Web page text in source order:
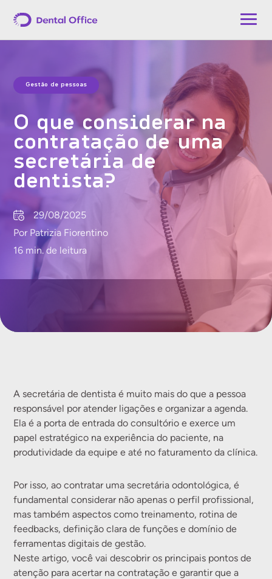
Gestão de pessoas
O que considerar na
contratação de uma
secretária de
dentista?
29/08/2025
Por Patrizia Fiorentino
16 min. de leitura
A secretária de dentista é muito mais do que a pessoa
responsável por atender ligações e organizar a agenda.
Ela é a porta de entrada do consultório e exerce um
papel estratégico na experiência do paciente, na
produtividade da equipe e até no faturamento da clínica.
Por isso, ao contratar uma secretária odontológica, é
fundamental considerar não apenas o perfil profissional,
mas também aspectos como treinamento, rotina de
feedbacks, definição clara de funções e domínio de
ferramentas digitais de gestão.
Neste artigo, você vai descobrir os principais pontos de
atenção para acertar na contratação e garantir que a